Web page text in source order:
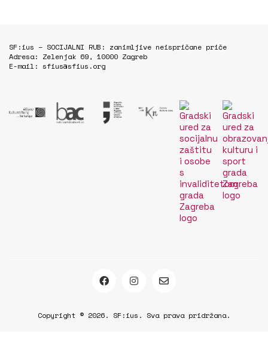
SF:ius – SOCIJALNI RUB: zanimljive neispričane priče
Adresa: Zelenjak 69, 10000 Zagreb
E-mail: sfius@sfius.org
Copyright © 2026. SF:ius. Sva prava pridržana.